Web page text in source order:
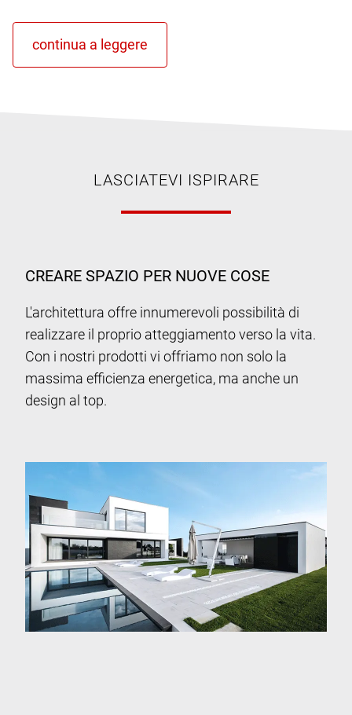
LASCIATEVI ISPIRARE
CREARE SPAZIO PER NUOVE COSE
L'architettura offre innumerevoli possibilità di
realizzare il proprio atteggiamento verso la vita.
Con i nostri prodotti vi offriamo non solo la
massima efficienza energetica, ma anche un
design al top.